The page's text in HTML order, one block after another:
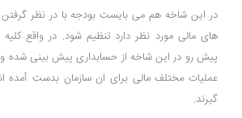
در این شاخه هم می بایست بودجه با در نظر
های مالی مورد نظر دارد تنظیم شود. در واقع
پیش رو در این شاخه از حسابداری پیش بینی شده و
عملیات مختلف مالی برای ان سازمان بدست آمده
گیرند.